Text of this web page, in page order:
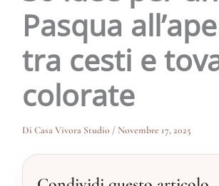
Pasqua
tra cesti e
colorate
Di Casa Vivora Studio/Novembre 17, 2025